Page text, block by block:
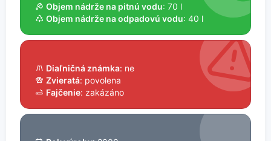
Objem nádrže na pitnú vodu: 70 l
Objem nádrže na odpadovú vodu: 40 l
Diaľničná známka: ne
Zvieratá: povolena
Fajčenie: zakázáno